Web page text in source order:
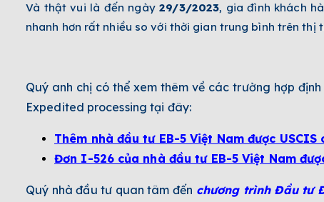
Và thật vui là đến ngày29/3/2023, gia đình khách
nhanh hơn rất nhiều so với thời gian trung bình trên thị
Quý anh chị có thể xem thêm về các trường hợp
Expedited processing tại đây:
Thêm nhà đầu tư EB-5 Việt Nam được
Đơn I-526 của nhà đầu tư EB-5 Việt Nam
Quý nhà đầu tư quan tâm đến chương trình Đầu tư